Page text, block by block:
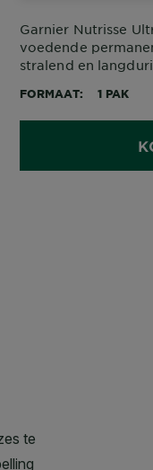
Garnier Nutrisse
voedende
stralend en
FORMAAT 1 PAK